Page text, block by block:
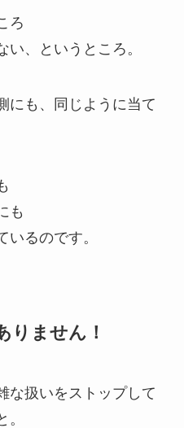
ろ
、というところ。
にも、同じように当て
も
いるのです。
りません！
な扱いをストップして